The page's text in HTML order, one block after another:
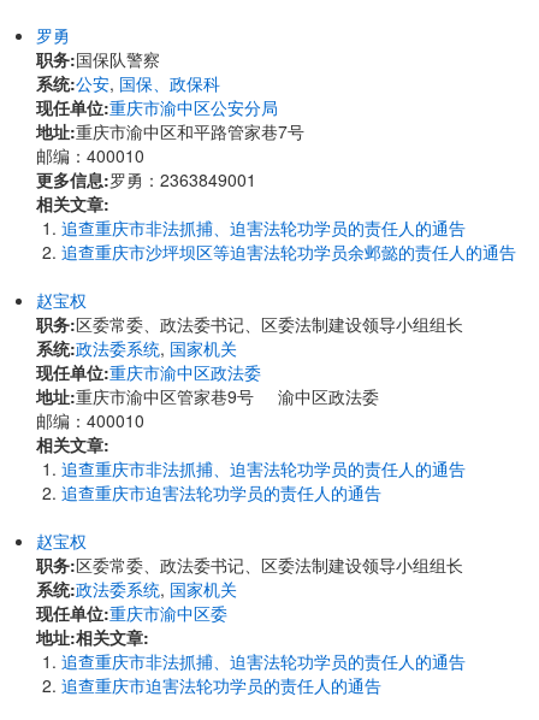
罗勇
职务:国保队警察
系统:公安, 国保、政保科
现任单位:重庆市渝中区公安分局
地址:重庆市渝中区和平路管家巷7号
邮编：400010
更多信息:罗勇：2363849001
相关文章:
追查重庆市非法抓捕、迫害法轮功学员的责任人的通告
追查重庆市沙坪坝区等迫害法轮功学员余邺懿的责任人的通告
赵宝权
职务:区委常委、政法委书记、区委法制建设领导小组组长
系统:政法委系统, 国家机关
现任单位:重庆市渝中区政法委
地址:重庆市渝中区管家巷9号 渝中区政法委
邮编：400010
相关文章:
追查重庆市非法抓捕、迫害法轮功学员的责任人的通告
追查重庆市迫害法轮功学员的责任人的通告
赵宝权
职务:区委常委、政法委书记、区委法制建设领导小组组长
系统:政法委系统, 国家机关
现任单位:重庆市渝中区委
地址:相关文章:
追查重庆市非法抓捕、迫害法轮功学员的责任人的通告
追查重庆市迫害法轮功学员的责任人的通告